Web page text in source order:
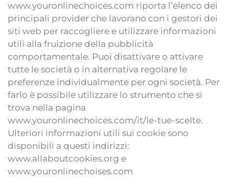
www.youronlinechoices.com riporta l’elenco dei
principali provider che lavorano con i gestori dei
siti web per raccogliere e utilizzare informazioni
utili alla fruizione della pubblicità
comportamentale. Puoi disattivare o attivare
tutte le società o in alternativa regolare le
preferenze individualmente per ogni società. Per
farlo è possibile utilizzare lo strumento che si
trova nella pagina
www.youronlinechoices.com/it/le-tue-scelte.
Ulteriori informazioni utili sui cookie sono
disponibili a questi indirizzi:
www.allaboutcookies.org e
www.youronlinechoises.com